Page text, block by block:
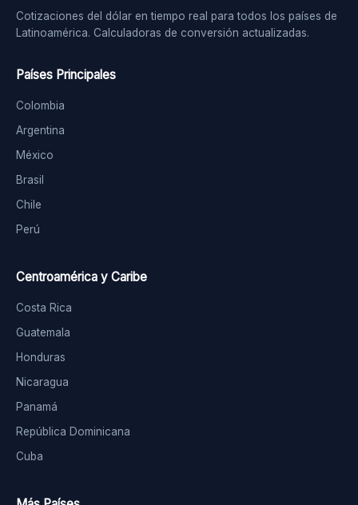
Cotizaciones del dólar en tiempo real para todos los países de
Latinoamérica. Calculadoras de conversión actualizadas.
Países Principales
Colombia
Argentina
México
Brasil
Chile
Perú
Centroamérica y Caribe
Costa Rica
Guatemala
Honduras
Nicaragua
Panamá
República Dominicana
Cuba